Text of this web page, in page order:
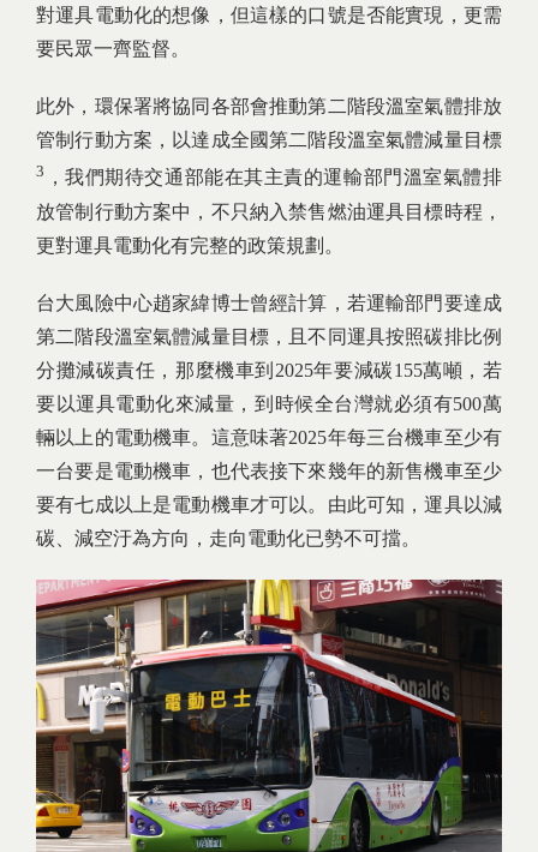
對運具電動化的想像，但這樣的口號是否能實現，更需
要民眾一齊監督。
此外，環保署將協同各部會推動第二階段溫室氣體排放
管制行動方案，以達成全國第二階段溫室氣體減量目標
3 ，我們期待交通部能在其主責的運輸部門溫室氣體排
放管制行動方案中，不只納入禁售燃油運具目標時程，
更對運具電動化有完整的政策規劃。
台大風險中心趙家緯博士曾經計算，若運輸部門要達成
第二階段溫室氣體減量目標，且不同運具按照碳排比例
分攤減碳責任，那麼機車到2025年要減碳155萬噸，若
要以運具電動化來減量，到時候全台灣就必須有500萬
輛以上的電動機車。這意味著2025年每三台機車至少有
一台要是電動機車，也代表接下來幾年的新售機車至少
要有七成以上是電動機車才可以。由此可知，運具以減
碳、減空汙為方向，走向電動化已勢不可擋。